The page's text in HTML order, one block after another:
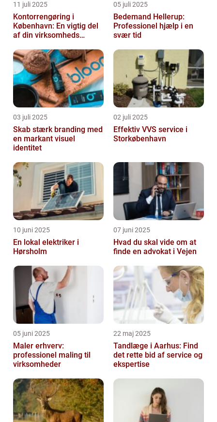
11 juli 2025
Kontorrengøring i
København: En vigtig del
af din virksomheds
05 juli 2025
Bedemand Hellerup:
Professionel hjælp i en
svær tid
03 juli 2025
Skab stærk branding med
en markant visuel
identitet
02 juli 2025
Effektiv VVS service i
Storkøbenhavn
10 juni 2025
En lokal elektriker i
Hørsholm
07 juni 2025
Hvad du skal vide om at
finde en advokat i Vejen
05 juni 2025
Maler erhverv:
professionel maling til
virksomheder
22 maj 2025
Tandlæge i Aarhus: Find
det rette bid af service og
ekspertise